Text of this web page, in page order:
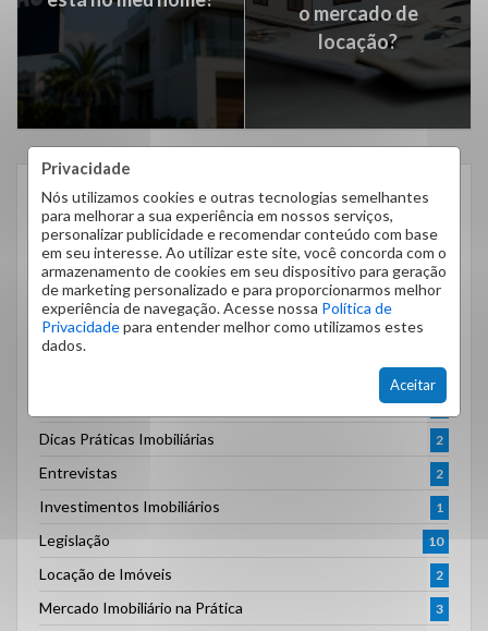
Privacidade
Nós utilizamos cookies e outras tecnologias semelhantes
para melhorar a sua experiência em nossos serviços,
personalizar publicidade e recomendar conteúdo com base
em seu interesse. Ao utilizar este site, você concorda com o
armazenamento de cookies em seu dispositivo para geração
de marketing personalizado e para proporcionarmos melhor
experiência de navegação. Acesse nossa Política de
Privacidadepara entender melhor como utilizamos estes
dados.
Aceitar
o mercado de
locação?
CATEGORIAS
Administração de Imóveis
1
Comprar, Vender e Investir com Inteligência 7
Dicas
Dicas do Bairro
6
2
Dicas Práticas Imobiliárias 2
Entrevistas 2
Investimentos Imobiliários 1
Legislação 10
Locação de Imóveis 2
Mercado Imobiliário na Prática 3